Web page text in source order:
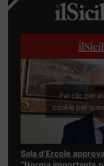
Fai clic per
cookie per
Sala d’Ercole